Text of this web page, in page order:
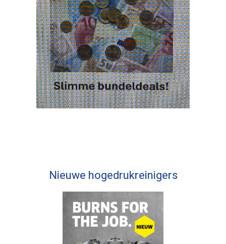
Nieuwe hogedrukreinigers